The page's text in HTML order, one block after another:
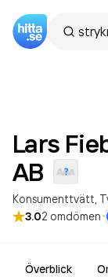
Lars
AB
Konsumenttvätt
3.02 omdömen·
Överblick